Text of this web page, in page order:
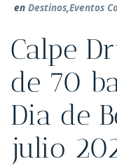
en Destinos,Eventos
Calpe
de 70
Dia de
julio